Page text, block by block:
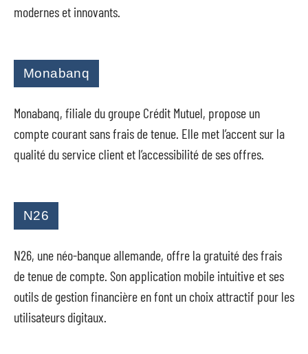
modernes et innovants.
Monabanq
Monabanq, filiale du groupe Crédit Mutuel, propose un
compte courant sans frais de tenue. Elle met l’accent sur la
qualité du service client et l’accessibilité de ses offres.
N26
N26, une néo-banque allemande, offre la gratuité des frais
de tenue de compte. Son application mobile intuitive et ses
outils de gestion financière en font un choix attractif pour les
utilisateurs digitaux.